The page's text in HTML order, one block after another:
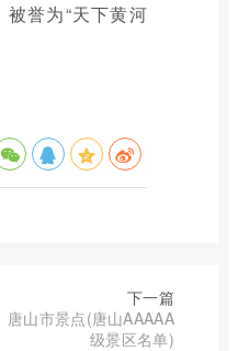
誉为“天下黄河
下一篇
唐山市景点(唐山AAAAA
级景区名单)